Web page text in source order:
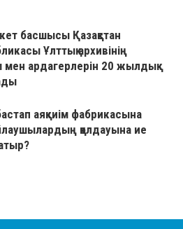
басшысы Қазақстан
Ұлттық архивінің
ардагерлерін 20 жылдық
аяқкиім фабрикасына
қолдауына ие